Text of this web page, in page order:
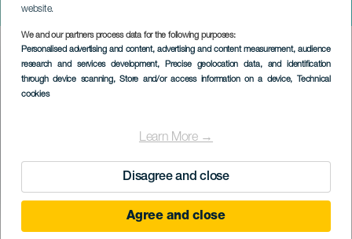
website.
We and our partners process data for the following purposes:
Personalised advertising and content, advertising and content measurement, audience
research and services development, Precise geolocation data, and identification
through device scanning, Store and/or access information on a device, Technical
cookies
Learn More →
Disagree and close
Agree and close
Marco Da Silva Ferreira
Imagen
Listado